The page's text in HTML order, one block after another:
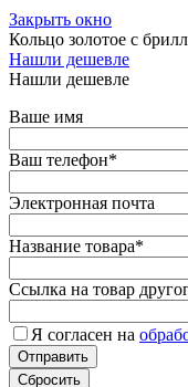
Закрыть окно
Кольцо золотое с
Нашли дешевле
Нашли дешевле
Ваше имя
Ваш телефон*
Электронная почта
Название товара*
Ссылка на товар
Я согласен на